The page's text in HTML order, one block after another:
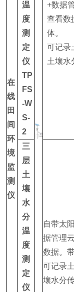
在
线
田
间
环
境
监
测
仪
温
度
测
定
仪
TP
FS
-W
S-
2
+数据
查看数
体。
可记录
土壤水
三
层
土
壤
水
分
温
度
测
定
仪
自带太
据管理
数据。
可记录
壤水分